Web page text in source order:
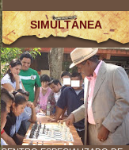
SIMULTÁNEA